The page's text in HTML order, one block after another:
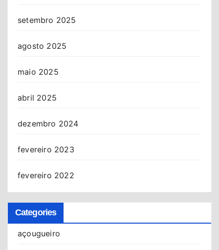
setembro 2025
agosto 2025
maio 2025
abril 2025
dezembro 2024
fevereiro 2023
fevereiro 2022
Categories
açougueiro